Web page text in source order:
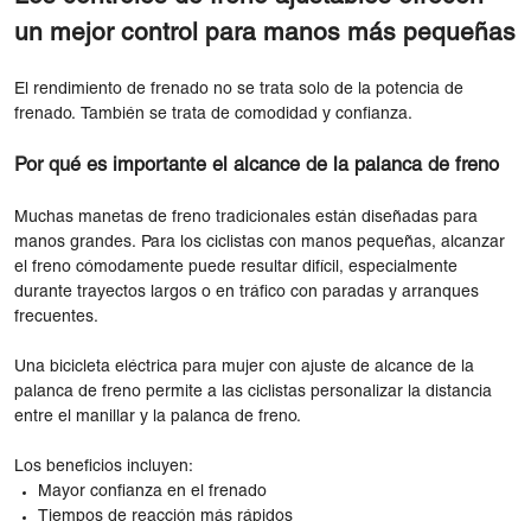
un mejor control para manos más pequeñas
El rendimiento de frenado no se trata solo de la potencia de
frenado. También se trata de comodidad y confianza.
Por qué es importante el alcance de la palanca de freno
Muchas manetas de freno tradicionales están diseñadas para
manos grandes. Para los ciclistas con manos pequeñas, alcanzar
el freno cómodamente puede resultar difícil, especialmente
durante trayectos largos o en tráfico con paradas y arranques
frecuentes.
Una bicicleta eléctrica para mujer con ajuste de alcance de la
palanca de freno permite a las ciclistas personalizar la distancia
entre el manillar y la palanca de freno.
Los beneficios incluyen:
Mayor confianza en el frenado
Tiempos de reacción más rápidos